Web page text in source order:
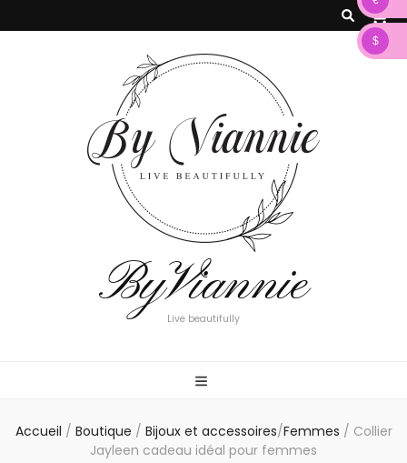
0
ByViannie
Live beautifully
Accueil / Boutique / Bijoux et accessoires/Femmes / Collier
Jayleen cadeau idéal pour femmes
$